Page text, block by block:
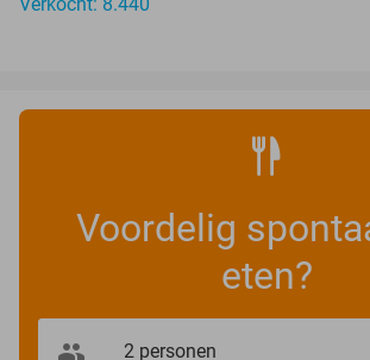
Verkocht: 8.440
Voordelig
eten?